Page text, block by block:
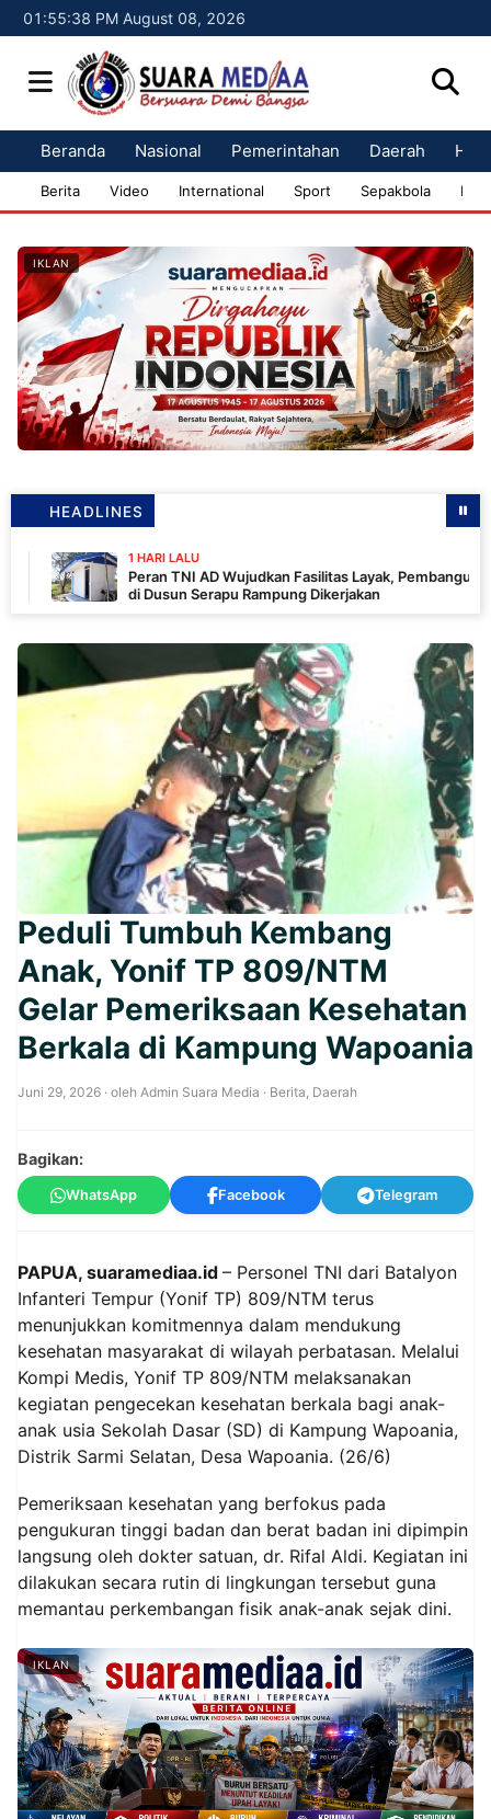
01:55:39 PM August 08, 2026
Beranda Nasional Pemerintahan Daerah
Berita Video International Sport Sepakbola
IKLAN
HEADLINES
1 HARI LALU
Peran TNI AD Wujudkan Fasilitas Layak, Pembangunan MCK
di Dusun Serapu Rampung Dikerjakan
Peduli Tumbuh Kembang
Anak, Yonif TP 809/NTM
Gelar Pemeriksaan Kesehatan
Berkala di Kampung Wapoania
Juni 29, 2026 · oleh Admin Suara Media · Berita, Daerah
Bagikan:
WhatsApp Facebook Telegram
PAPUA, suaramediaa.id – Personel TNI dari Batalyon
Infanteri Tempur (Yonif TP) 809/NTM terus
menunjukkan komitmennya dalam mendukung
kesehatan masyarakat di wilayah perbatasan. Melalui
Kompi Medis, Yonif TP 809/NTM melaksanakan
kegiatan pengecekan kesehatan berkala bagi anak-
anak usia Sekolah Dasar (SD) di Kampung Wapoania,
Distrik Sarmi Selatan, Desa Wapoania. (26/6)
Pemeriksaan kesehatan yang berfokus pada
pengukuran tinggi badan dan berat badan ini dipimpin
langsung oleh dokter satuan, dr. Rifal Aldi. Kegiatan ini
dilakukan secara rutin di lingkungan tersebut guna
memantau perkembangan fisik anak-anak sejak dini.
IKLAN